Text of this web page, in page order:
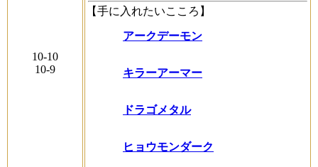
10-10
10-9
【手に入れたいこころ】
アークデーモン
キラーアーマー
ドラゴメタル
ヒョウモンダーク